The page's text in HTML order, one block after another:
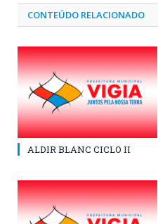
CONTEÚDO RELACIONADO
ALDIR BLANC CICLO II